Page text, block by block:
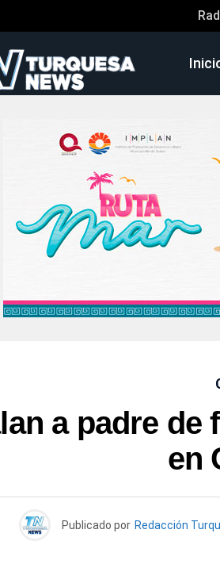
a padre de
en
Publicado por Redacción